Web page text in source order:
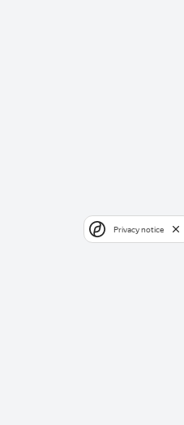
Privacy notice